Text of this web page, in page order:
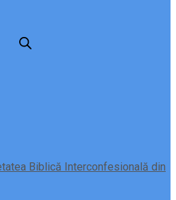
Biblică Interconfesională din